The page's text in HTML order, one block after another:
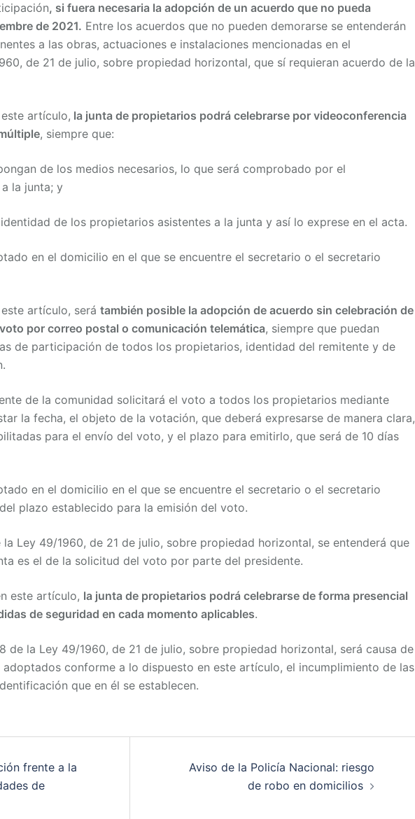
, si fuera necesaria la adopción de un acuerdo que no pueda
de 2021. Entre los acuerdos que no pueden demorarse se entenderán
a las obras, actuaciones e instalaciones mencionadas en el
de 21 de julio, sobre propiedad horizontal, que sí requieran acuerdo de la
artículo, la junta de propietarios podrá celebrarse por videoconferencia
, siempre que:
de los medios necesarios, lo que será comprobado por el
la junta; y
de los propietarios asistentes a la junta y así lo exprese en el acta.
en el domicilio en el que se encuentre el secretario o el secretario
artículo, será también posible la adopción de acuerdo sin celebración de
por correo postal o comunicación telemática, siempre que puedan
de participación de todos los propietarios, identidad del remitente y de
de la comunidad solicitará el voto a todos los propietarios mediante
la fecha, el objeto de la votación, que deberá expresarse de manera clara,
para el envío del voto, y el plazo para emitirlo, que será de 10 días
en el domicilio en el que se encuentre el secretario o el secretario
plazo establecido para la emisión del voto.
Ley 49/1960, de 21 de julio, sobre propiedad horizontal, se entenderá que
es el de la solicitud del voto por parte del presidente.
este artículo, la junta de propietarios podrá celebrarse de forma presencial
de seguridad en cada momento aplicables.
de la Ley 49/1960, de 21 de julio, sobre propiedad horizontal, será causa de
conforme a lo dispuesto en este artículo, el incumplimiento de las
que en él se establecen.
frente a la
de
Aviso de la Policía Nacional: riesgo
de robo en domicilios